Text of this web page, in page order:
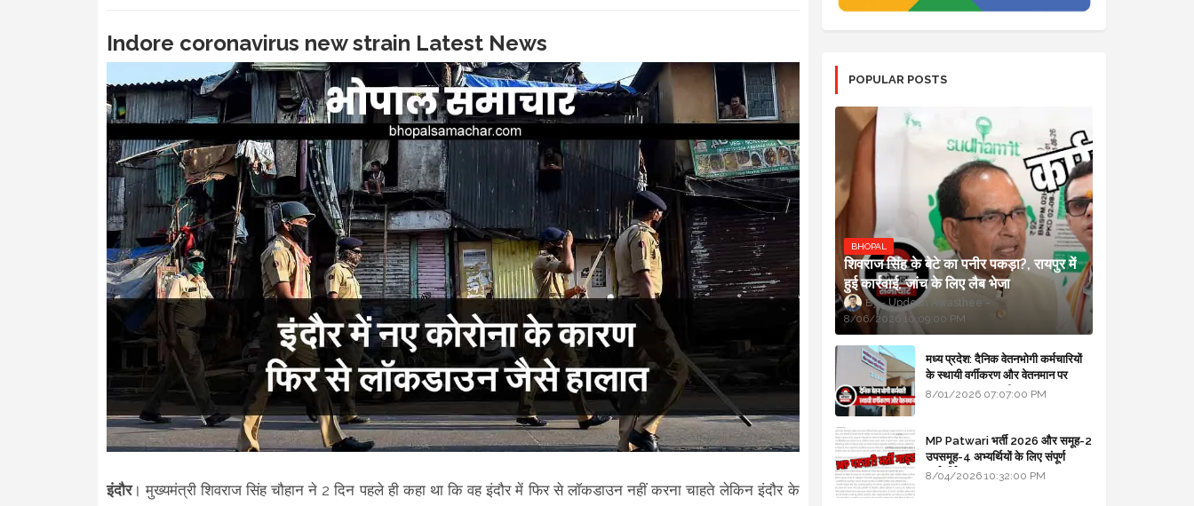
Indore coronavirus new strain Latest News
इंदौर। मुख्यमंत्री शिवराज सिंह चौहान ने 2 दिन पहले ही कहा था कि वह इंदौर में फिर से लॉकडाउन नहीं करना चाहते लेकिन इंदौर के
POPULAR POSTS
BHOPAL
शिवराज सिंह के बेटे का पनीर पकड़ा?, रायपुर में
हुई कार्रवाई, जांच के लिए लैब भेजा
Updesh Awasthee
8/06/2026 10:09:00 PM
मध्य प्रदेश: दैनिक वेतनभोगी कर्मचारियों
के स्थायी वर्गीकरण और वेतनमान पर
सरकार का बड़ा स्पष्टीकरण
8/01/2026 07:07:00 PM
MP Patwari भर्ती 2026 और समूह-2
उपसमूह-4 अभ्यर्थियों के लिए संपूर्ण
मार्गदर्शिका
8/04/2026 10:32:00 PM